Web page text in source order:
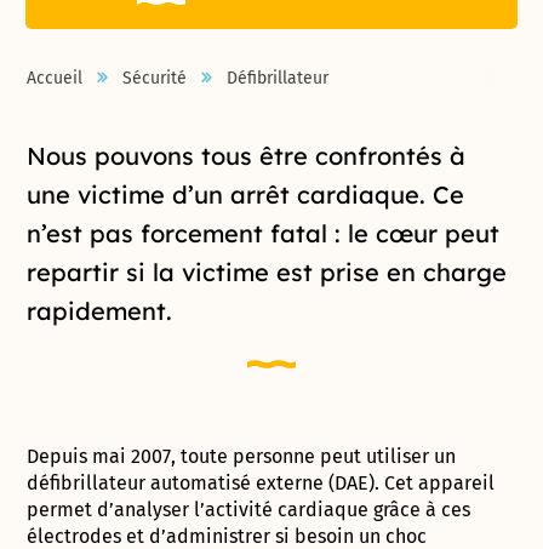
Accueil Sécurité Défibrillateur
Introduction de la page
Nous pouvons tous être confrontés à
une victime d’un arrêt cardiaque. Ce
n’est pas forcement fatal : le cœur peut
repartir si la victime est prise en charge
rapidement.
Depuis mai 2007, toute personne peut utiliser un
défibrillateur automatisé externe (DAE). Cet appareil
permet d’analyser l’activité cardiaque grâce à ces
électrodes et d’administrer si besoin un choc